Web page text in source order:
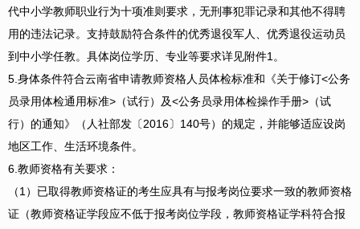
代中小学教师职业行为十项准则要求，无刑事犯罪记录和其他不得聘
用的违法记录。支持鼓励符合条件的优秀退役军人、优秀退役运动员
到中小学任教。具体岗位学历、专业等要求详见附件1。
5.身体条件符合云南省申请教师资格人员体检标准和《关于修订<公务
员录用体检通用标准>（试行）及<公务员录用体检操作手册>（试
行）的通知》（人社部发〔2016〕140号）的规定，并能够适应设岗
地区工作、生活环境条件。
6.教师资格有关要求：
（1）已取得教师资格证的考生应具有与报考岗位要求一致的教师资格
证（教师资格证学段应不低于报考岗位学段，教师资格证学科符合报